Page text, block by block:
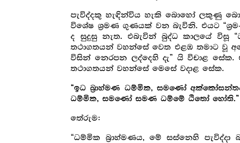
පැවිද්දකු හැඳින්විය හැකි බොහෝ ලකුණු
විශේෂ ශ්‍ර‍මණ ගුණයක් වන බැවිනි. එයට
ද සුදුසු නැත. එබැවින් බුද්ධ කාලයේ
තථාගතයන් වහන්සේ වෙත එළඹ තමාට වූ
විසින් නෙරපන ලද්දෙහි දැ” යි විචාළ
තථාගතයන් වහන්සේ මෙසේ වදාළ සේක.
“ඉධ බ්‍රාහ්මණ ධම්මික, සමණෝ
ධම්මික, සමණෝ සමණ ධම්මේ ඨිතෝ හෝති.”
තේරුම:
“ධම්මික බ්‍රාහ්මණය, මේ සස්නෙහි